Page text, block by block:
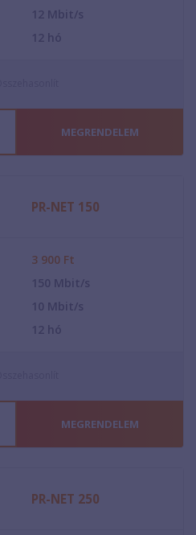
12 Mbit/s
12 hó
MEGRENDELEM
PR-NET 150
3 900 Ft
150 Mbit/s
10 Mbit/s
12 hó
MEGRENDELEM
PR-NET 250